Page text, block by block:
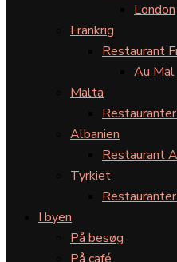
London
Frankrig
Restaurant
Au Mal
Malta
Albanien
Restaurant
Tyrkiet
I byen
På besøg